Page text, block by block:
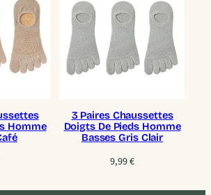
Homme
3 Paires Chaussettes
Doigts De Pieds Homme
Basses Gris Clair
9,99€